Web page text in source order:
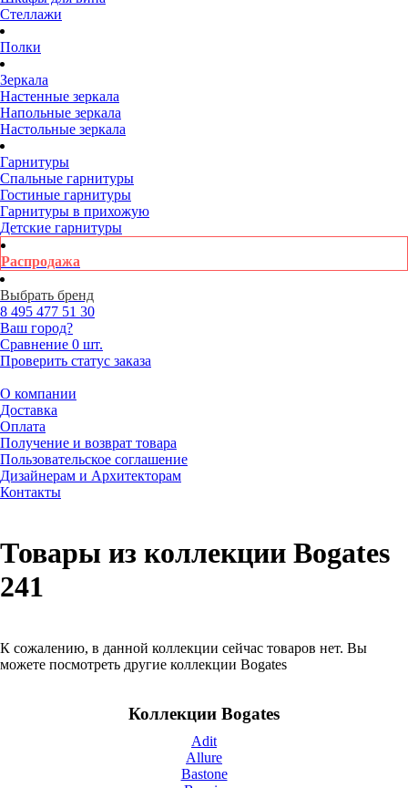
Стеллажи
Полки
Зеркала
Настенные зеркала
Напольные зеркала
Настольные зеркала
Гарнитуры
Спальные гарнитуры
Гостиные гарнитуры
Гарнитуры в прихожую
Детские гарнитуры
Распродажа
Выбрать бренд
8 495 477 51 30
Ваш город?
Сравнение 0 шт.
Проверить статус заказа
О компании
Доставка
Оплата
Получение и возврат товара
Пользовательское соглашение
Дизайнерам и Архитекторам
Контакты
Товары из коллекции Bogates
241
К сожалению, в данной коллекции сейчас товаров нет. Вы
можете посмотреть другие коллекции Bogates
Коллекции Bogates
Adit
Allure
Bastone